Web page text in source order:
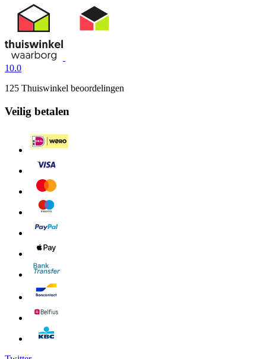
10.0
125 Thuiswinkel beoordelingen
Veilig betalen